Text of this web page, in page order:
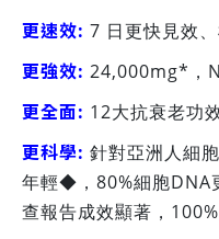
更速效: 7 日更快見效
更強效: 24,000mg*，
更全面: 12大抗衰老功
更科學: 針對亞洲人細
年輕◆，80%細胞DNA
查報告成效顯著，